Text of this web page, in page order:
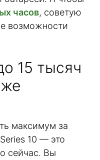
часов, советую
возможности
15 тысяч
максимум за
10 — это
сейчас. Вы